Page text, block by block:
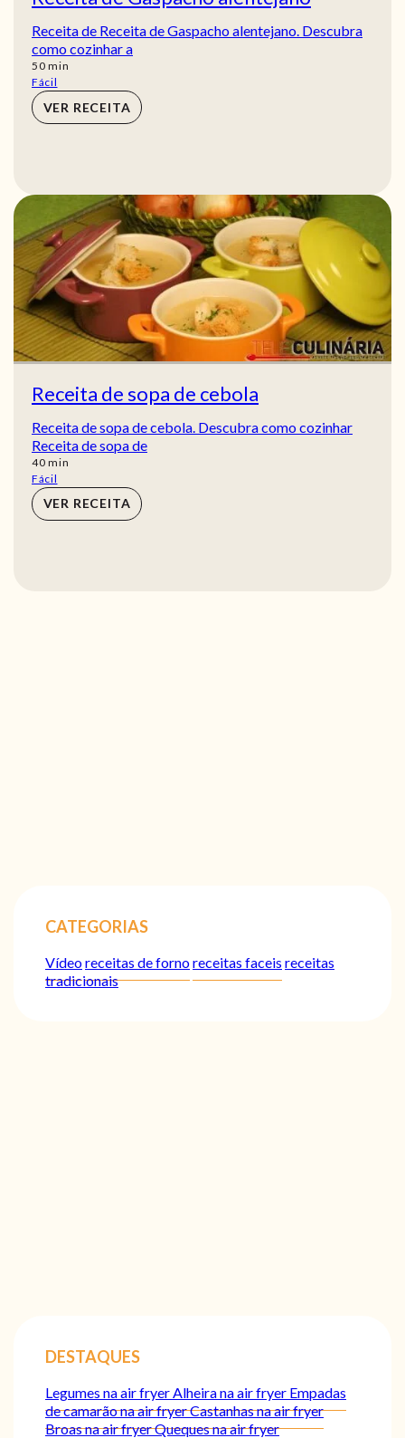
Receita de Receita de Gaspacho alentejano. Descubra
como cozinhar a
50min
min
Fácil
VER RECEITA
Receita de sopa de cebola
Receita de sopa de cebola. Descubra como cozinhar
Receita de sopa de
40min
min
Fácil
VER RECEITA
CATEGORIAS
Vídeoreceitas de fornoreceitas faceis receitas
tradicionais
DESTAQUES
Legumes na air fryerAlheira na air fryer Empadas
de camarão na air fryerCastanhas na air fryer
Broas na air fryerQueques na air fryer